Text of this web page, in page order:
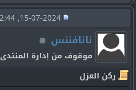
نانافننس
موقوف من إدارة المنتدى
ركن العزل